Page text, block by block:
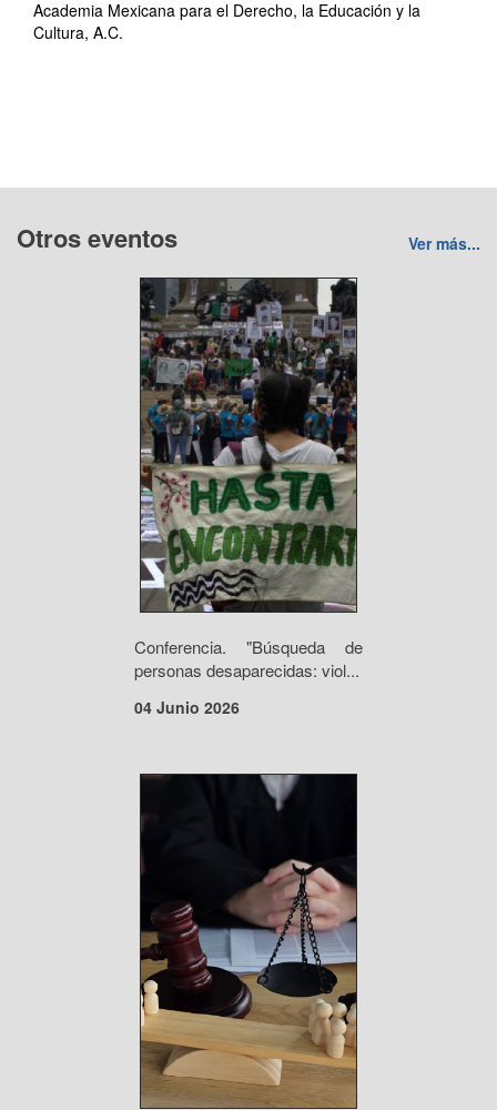
Academia Mexicana para el Derecho, la Educación y la
Cultura, A.C.
Otros eventos Ver más...
Conferencia. "Búsqueda de
personas desaparecidas: viol...
04 Junio 2026